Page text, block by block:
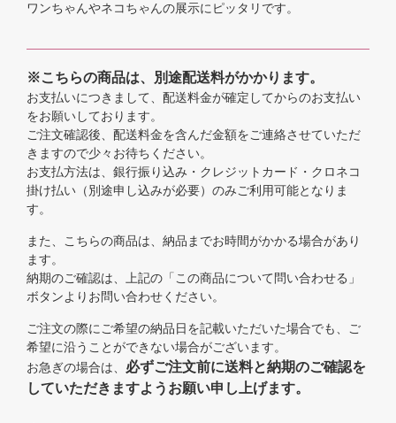
ワンちゃんやネコちゃんの展示にピッタリです。
※こちらの商品は、別途配送料がかかります。
お支払いにつきまして、配送料金が確定してからのお支払い
をお願いしております。
ご注文確認後、配送料金を含んだ金額をご連絡させていただ
きますので少々お待ちください。
お支払方法は、銀行振り込み・クレジットカード・クロネコ
掛け払い（別途申し込みが必要）のみご利用可能となりま
す。
また、こちらの商品は、納品までお時間がかかる場合があり
ます。
納期のご確認は、上記の「この商品について問い合わせる」
ボタンよりお問い合わせください。
ご注文の際にご希望の納品日を記載いただいた場合でも、ご
希望に沿うことができない場合がございます。
お急ぎの場合は、 必ずご注文前に送料と納期のご確認を
していただきますようお願い申し上げます。